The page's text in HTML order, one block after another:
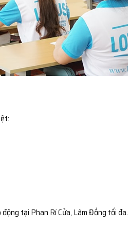
tại Phan Rí Cửa, Lâm Đồng tối đa.